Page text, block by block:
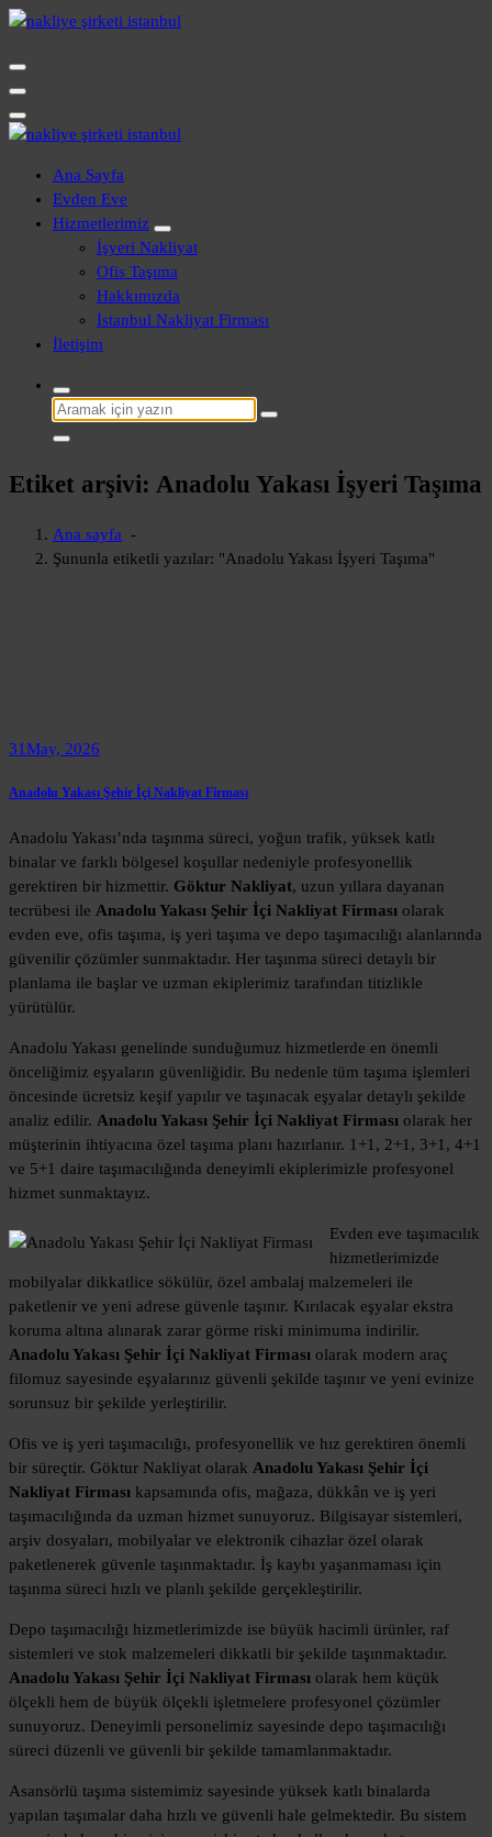
İçeriğe
Evden Eve - İşyeri Ofis Nakliye İstanbul
Evden Eve - İşyeri Ofis Nakliye İstanbul
Ana Sayfa
Evden Eve
Hizmetlerimiz
İşyeri Nakliyat
Ofis Taşıma
Hakkımızda
İstanbul Nakliyat Firması
İletişim
Şunu
ara:
Etiket arşivi: Anadolu Yakası İşyeri Taşıma
Ana sayfa -
Şununla etiketli yazılar: "Anadolu Yakası İşyeri Taşıma"
31May, 2026
Anadolu Yakası Şehir İçi Nakliyat Firması
Anadolu Yakası’nda taşınma süreci, yoğun trafik, yüksek katlı
binalar ve farklı bölgesel koşullar nedeniyle profesyonellik
gerektiren bir hizmettir. Göktur Nakliyat, uzun yıllara dayanan
tecrübesi ile Anadolu Yakası Şehir İçi Nakliyat Firması olarak
evden eve, ofis taşıma, iş yeri taşıma ve depo taşımacılığı alanlarında
güvenilir çözümler sunmaktadır. Her taşınma süreci detaylı bir
planlama ile başlar ve uzman ekiplerimiz tarafından titizlikle
yürütülür.
Anadolu Yakası genelinde sunduğumuz hizmetlerde en önemli
önceliğimiz eşyaların güvenliğidir. Bu nedenle tüm taşıma işlemleri
öncesinde ücretsiz keşif yapılır ve taşınacak eşyalar detaylı şekilde
analiz edilir. Anadolu Yakası Şehir İçi Nakliyat Firması olarak her
müşterinin ihtiyacına özel taşıma planı hazırlanır. 1+1, 2+1, 3+1, 4+1
ve 5+1 daire taşımacılığında deneyimli ekiplerimizle profesyonel
hizmet sunmaktayız.
Evden eve taşımacılık
hizmetlerimizde
mobilyalar dikkatlice sökülür, özel ambalaj malzemeleri ile
paketlenir ve yeni adrese güvenle taşınır. Kırılacak eşyalar ekstra
koruma altına alınarak zarar görme riski minimuma indirilir.
Anadolu Yakası Şehir İçi Nakliyat Firması olarak modern araç
filomuz sayesinde eşyalarınız güvenli şekilde taşınır ve yeni evinize
sorunsuz bir şekilde yerleştirilir.
Ofis ve iş yeri taşımacılığı, profesyonellik ve hız gerektiren önemli
bir süreçtir. Göktur Nakliyat olarak Anadolu Yakası Şehir İçi
Nakliyat Firması kapsamında ofis, mağaza, dükkân ve iş yeri
taşımacılığında da uzman hizmet sunuyoruz. Bilgisayar sistemleri,
arşiv dosyaları, mobilyalar ve elektronik cihazlar özel olarak
paketlenerek güvenle taşınmaktadır. İş kaybı yaşanmaması için
taşınma süreci hızlı ve planlı şekilde gerçekleştirilir.
Depo taşımacılığı hizmetlerimizde ise büyük hacimli ürünler, raf
sistemleri ve stok malzemeleri dikkatli bir şekilde taşınmaktadır.
Anadolu Yakası Şehir İçi Nakliyat Firması olarak hem küçük
ölçekli hem de büyük ölçekli işletmelere profesyonel çözümler
sunuyoruz. Deneyimli personelimiz sayesinde depo taşımacılığı
süreci düzenli ve güvenli bir şekilde tamamlanmaktadır.
Asansörlü taşıma sistemimiz sayesinde yüksek katlı binalarda
yapılan taşımalar daha hızlı ve güvenli hale gelmektedir. Bu sistem